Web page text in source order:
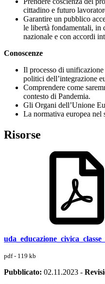
cittadino e futuro
Garantire un pubblico
le libertà fondamentali, in
nazionale e con accordi
Conoscenze
Il processo di
politici dell’integrazione
Comprendere come
contesto di Pandemia.
Gli Organi dell’Unione
La normativa europea nel
Risorse
pdf - 119 kb
Pubblicato: 02.11.2023 -